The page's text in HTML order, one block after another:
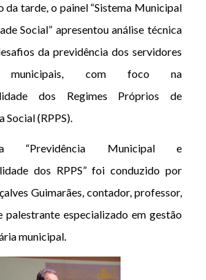
da tarde, o painel “Sistema Municipal
Social” apresentou análise técnica
da previdência dos servidores
municipais, com foco na
dos Regimes Próprios de
Social (RPPS).
“Previdência Municipal e
dos RPPS” foi conduzido por
Guimarães, contador, professor,
palestrante especializado em gestão
municipal.